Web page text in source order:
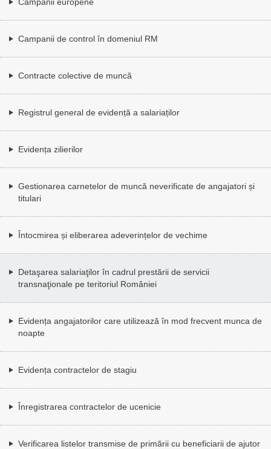
Campanii de control în domeniul RM
Contracte colective de muncă
Registrul general de evidență a salariaților
Evidența zilierilor
Gestionarea carnetelor de muncă neverificate de angajatori și
titulari
Întocmirea și eliberarea adeverințelor de vechime
Detaşarea salariaţilor în cadrul prestării de servicii
transnaţionale pe teritoriul României
Evidența angajatorilor care utilizează în mod frecvent munca de
noapte
Evidența contractelor de stagiu
Înregistrarea contractelor de ucenicie
Verificarea listelor transmise de primării cu beneficiarii de ajutor